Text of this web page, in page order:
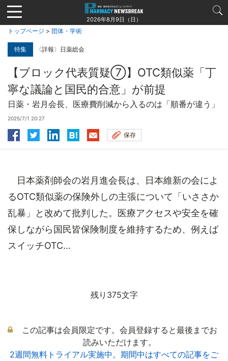
Jump
to
navigation
2026年8月9日（日）
トップページ > 団体・学術
特集 〈詳報〉日薬総会
【ブロック代表質疑⑦】OTC類似薬「丁
寧な議論と国民的合意」が前提
日薬・岩月会長、医療費削減から入るのは「順番が違う」
2025/7/1 20:27
保存
日本薬剤師会の岩月進会長は、日本維新の会によ
るOTC類似薬の保険外しの主張について「いささか
乱暴」と改めて批判した。医療アクセスや安全を確
保しながら国民皆保険制度を維持するため、例えば
スイッチOTC...
残り375文字
この記事は会員限定です。会員登録すると最後までお
読みいただけます。
2週間無料トライアル実施中。期間中はすべての記事をご